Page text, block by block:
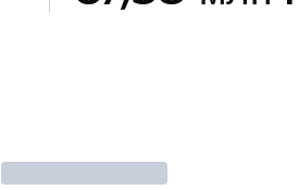
Торговать